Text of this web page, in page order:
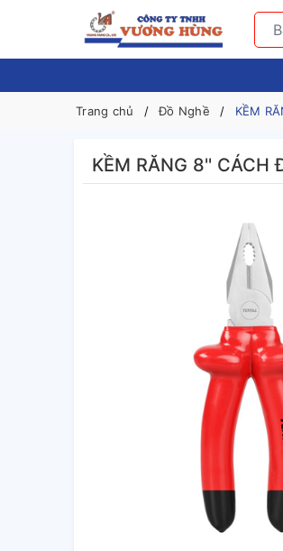
Trang chủ Đồ Nghề KỀM
KỀM RĂNG 8'' CÁCH